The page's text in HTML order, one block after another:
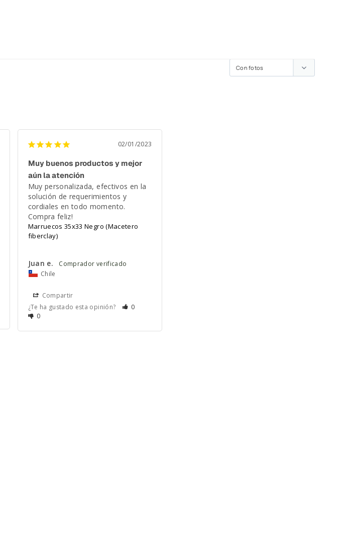
02/01/2023
Muy buenos productos y mejor
aún la atención
Muy personalizada, efectivos en la
solución de requerimientos y
cordiales en todo momento.
Compra feliz!
Marruecos 35x33 Negro (Macetero
fiberclay)
Juan e.
Chile
Compartir
¿Te ha gustado esta opinión?
0
0